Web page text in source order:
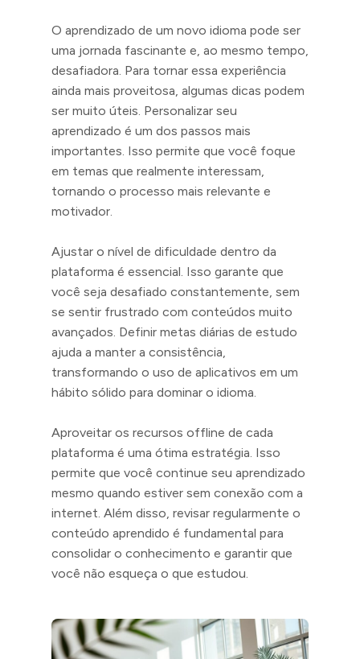
O aprendizado de um novo idioma pode ser
uma jornada fascinante e, ao mesmo tempo,
desafiadora. Para tornar essa experiência
ainda mais proveitosa, algumas dicas podem
ser muito úteis. Personalizar seu
aprendizado é um dos passos mais
importantes. Isso permite que você foque
em temas que realmente interessam,
tornando o processo mais relevante e
motivador.
Ajustar o nível de dificuldade dentro da
plataforma é essencial. Isso garante que
você seja desafiado constantemente, sem
se sentir frustrado com conteúdos muito
avançados. Definir metas diárias de estudo
ajuda a manter a consistência,
transformando o uso de aplicativos em um
hábito sólido para dominar o idioma.
Aproveitar os recursos offline de cada
plataforma é uma ótima estratégia. Isso
permite que você continue seu aprendizado
mesmo quando estiver sem conexão com a
internet. Além disso, revisar regularmente o
conteúdo aprendido é fundamental para
consolidar o conhecimento e garantir que
você não esqueça o que estudou.